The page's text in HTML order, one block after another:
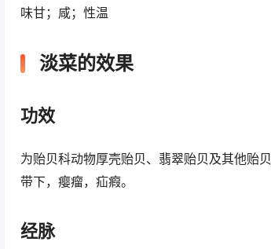
味甘；咸；性温
淡菜的效果
功效
为贻贝科动物厚壳贻贝、翡翠贻贝及其他贻
带下，瘿瘤，疝瘕。
经脉